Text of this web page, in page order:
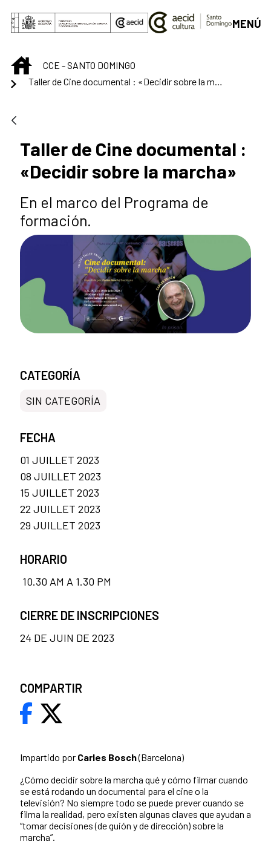
Saut au contenu principal
MENÚ
INICIOCCE - SANTO DOMINGO
Taller de Cine documental : «Decidir sobre la marcha»
Taller de Cine documental :
«Decidir sobre la marcha»
En el marco del Programa de
formación.
Impartido por Carles Bosch(Barcelona)
¿Cómo decidir sobre la marcha qué y cómo filmar cuando
se está rodando un documental para el cine o la
televisión? No siempre todo se puede prever cuando se
filma la realidad, pero existen algunas claves que ayudan a
“tomar decisiones (de guión y de dirección) sobre la
marcha”.
CATEGORÍA
SIN CATEGORÍA
FECHA
01 JUILLET 2023
08 JUILLET 2023
15 JUILLET 2023
22 JUILLET 2023
29 JUILLET 2023
HORARIO
10.30 AM A 1.30 PM
CIERRE DE INSCRIPCIONES
24 DE JUIN DE 2023
COMPARTIR